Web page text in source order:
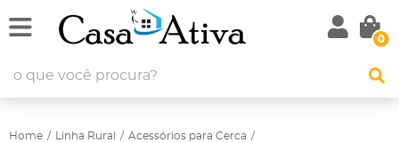
0
Home Linha Rural Acessórios para Cerca